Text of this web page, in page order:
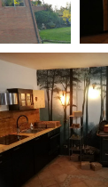
LOCATION
FILM
BOOK
NEWS